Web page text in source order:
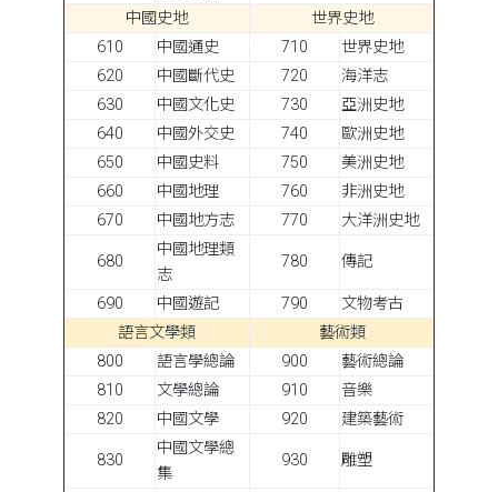
中國史地
世界史地
610
中國通史 710
世界史地
620
中國斷代史 720
海洋志
630
中國文化史 730
亞洲史地
640
中國外交史 740
歐洲史地
650
中國史料 750
美洲史地
660
中國地理 760
非洲史地
670
中國地方志 770 大洋洲史地
680
中國地理類
志
780 傳記
690 中國遊記 790
文物考古
語言文學類
藝術類
800
語言學總論 900
藝術總論
810
文學總論 910
音樂
820
中國文學 920 建築藝術
830
中國文學總
集
930 雕塑